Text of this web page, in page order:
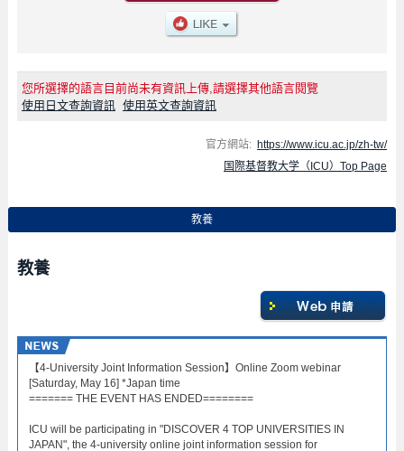
您所選擇的語言目前尚未有資訊上傳,請選擇其他語言閱覽
使用日文查詢資訊 使用英文查詢資訊
官方網站: https://www.icu.ac.jp/zh-tw/
国際基督教大学（ICU）Top Page
教養
教養
【4-University Joint Information Session】Online Zoom webinar
[Saturday, May 16] *Japan time
======= THE EVENT HAS ENDED========
ICU will be participating in "DISCOVER 4 TOP UNIVERSITIES IN
JAPAN", the 4-university online joint information session for